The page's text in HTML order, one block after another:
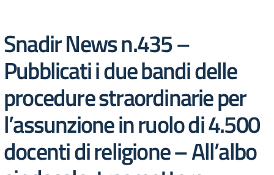
Snadir News n.435 –
Pubblicati i due bandi delle
procedure straordinarie per
l’assunzione in ruolo di 4.500
docenti di religione – All’albo